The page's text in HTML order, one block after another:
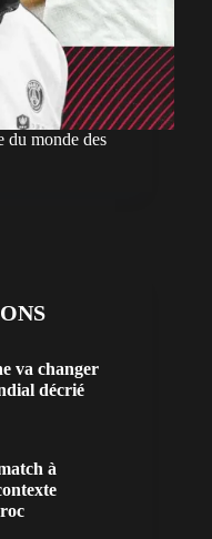
du monde des
va changer
décrié
à